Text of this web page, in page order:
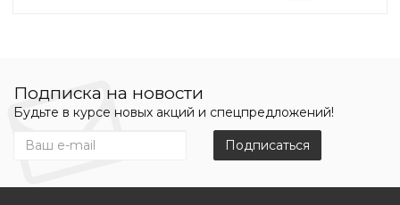
Подписка на новости
Будьте в курсе новых акций и спецпредложений!
Подписаться